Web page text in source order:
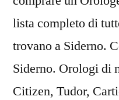
lista completo di
trovano a Siderno.
Siderno. Orologi di
Citizen, Tudor,